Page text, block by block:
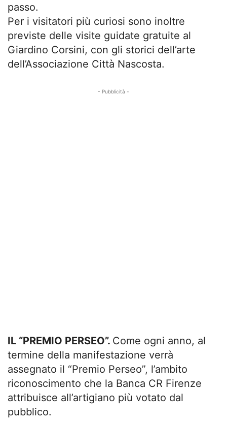
passo.
Per i visitatori più curiosi sono inoltre
previste delle visite guidate gratuite al
Giardino Corsini, con gli storici dell’arte
dell’Associazione Città Nascosta.
- Pubblicità -
IL “PREMIO PERSEO”. Come ogni anno, al
termine della manifestazione verrà
assegnato il “Premio Perseo”, l’ambito
riconoscimento che la Banca CR Firenze
attribuisce all’artigiano più votato dal
pubblico.